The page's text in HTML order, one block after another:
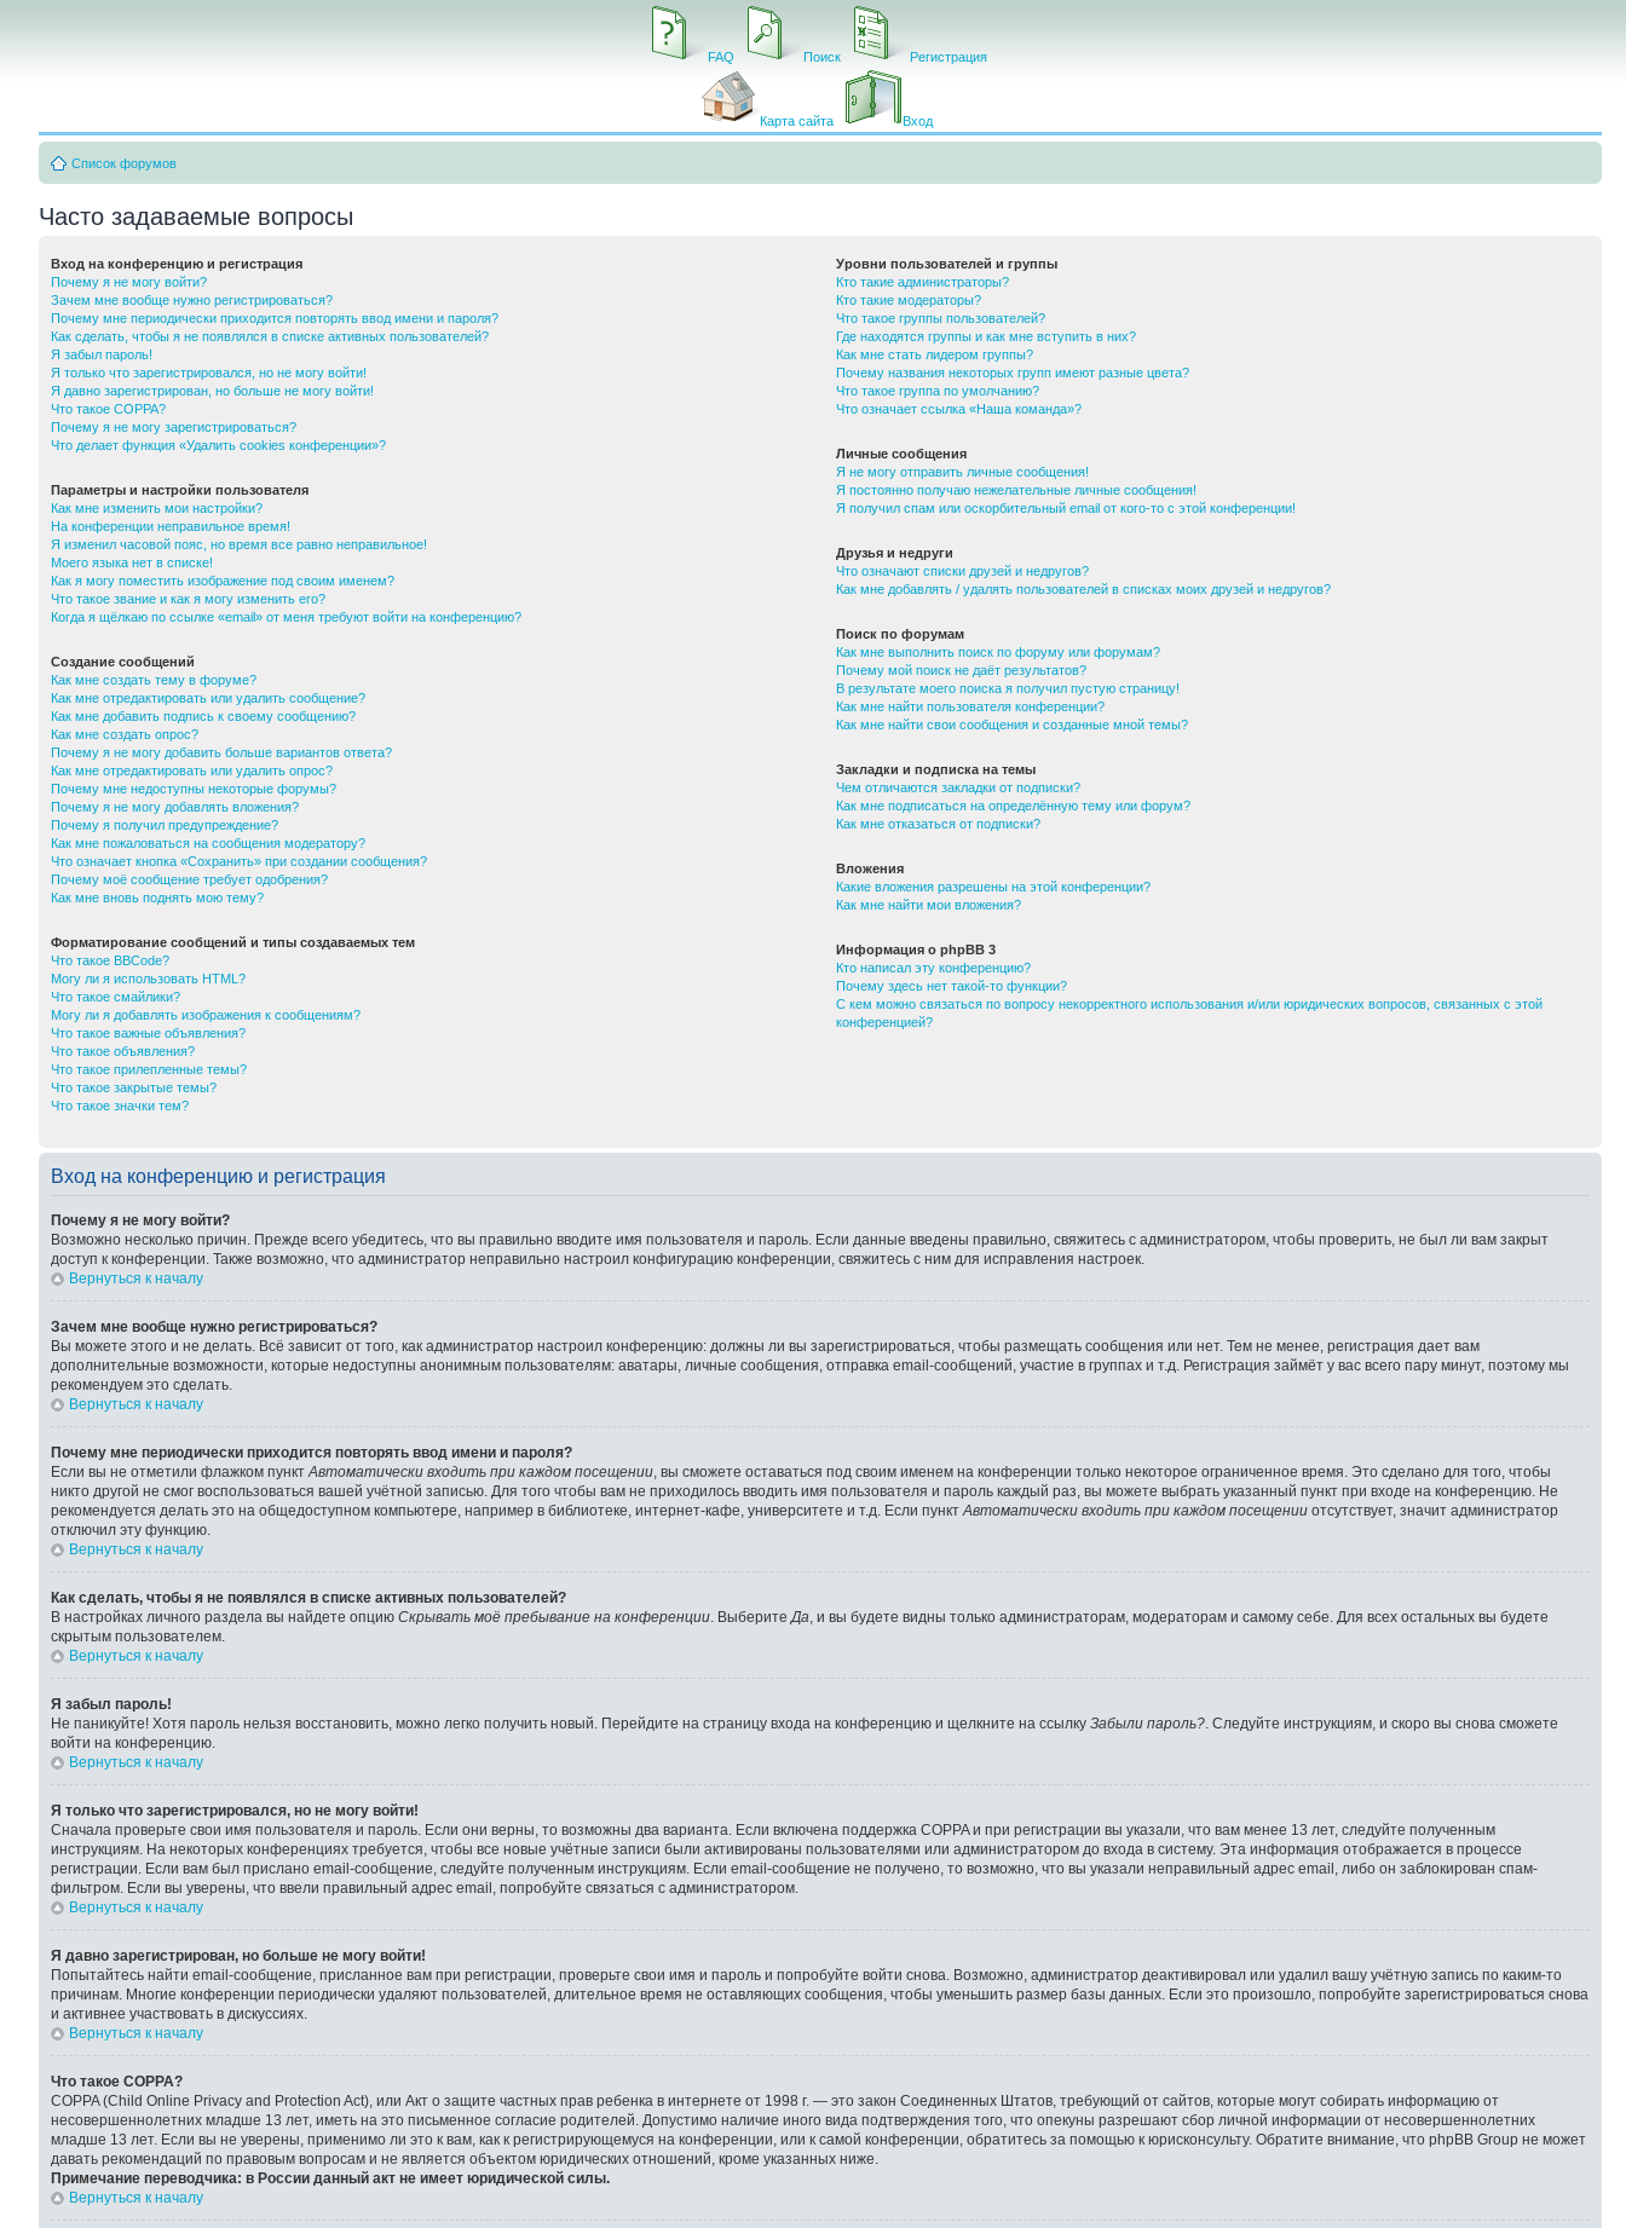
FAQ Поиск Регистрация
Карта сайта Вход
Список форумов
Часто задаваемые вопросы
Вход на конференцию и регистрация
Почему я не могу войти?
Зачем мне вообще нужно регистрироваться?
Почему мне периодически приходится повторять ввод имени и пароля?
Как сделать, чтобы я не появлялся в списке активных пользователей?
Я забыл пароль!
Я только что зарегистрировался, но не могу войти!
Я давно зарегистрирован, но больше не могу войти!
Что такое COPPA?
Почему я не могу зарегистрироваться?
Что делает функция «Удалить cookies конференции»?
Параметры и настройки пользователя
Как мне изменить мои настройки?
На конференции неправильное время!
Я изменил часовой пояс, но время все равно неправильное!
Моего языка нет в списке!
Как я могу поместить изображение под своим именем?
Что такое звание и как я могу изменить его?
Когда я щёлкаю по ссылке «email» от меня требуют войти на конференцию?
Создание сообщений
Как мне создать тему в форуме?
Как мне отредактировать или удалить сообщение?
Как мне добавить подпись к своему сообщению?
Как мне создать опрос?
Почему я не могу добавить больше вариантов ответа?
Как мне отредактировать или удалить опрос?
Почему мне недоступны некоторые форумы?
Почему я не могу добавлять вложения?
Почему я получил предупреждение?
Как мне пожаловаться на сообщения модератору?
Что означает кнопка «Сохранить» при создании сообщения?
Почему моё сообщение требует одобрения?
Как мне вновь поднять мою тему?
Форматирование сообщений и типы создаваемых тем
Что такое BBCode?
Могу ли я использовать HTML?
Что такое смайлики?
Могу ли я добавлять изображения к сообщениям?
Что такое важные объявления?
Что такое объявления?
Что такое прилепленные темы?
Что такое закрытые темы?
Что такое значки тем?
Уровни пользователей и группы
Кто такие администраторы?
Кто такие модераторы?
Что такое группы пользователей?
Где находятся группы и как мне вступить в них?
Как мне стать лидером группы?
Почему названия некоторых групп имеют разные цвета?
Что такое группа по умолчанию?
Что означает ссылка «Наша команда»?
Личные сообщения
Я не могу отправить личные сообщения!
Я постоянно получаю нежелательные личные сообщения!
Я получил спам или оскорбительный email от кого-то с этой конференции!
Друзья и недруги
Что означают списки друзей и недругов?
Как мне добавлять / удалять пользователей в списках моих друзей и недругов?
Поиск по форумам
Как мне выполнить поиск по форуму или форумам?
Почему мой поиск не даёт результатов?
В результате моего поиска я получил пустую страницу!
Как мне найти пользователя конференции?
Как мне найти свои сообщения и созданные мной темы?
Закладки и подписка на темы
Чем отличаются закладки от подписки?
Как мне подписаться на определённую тему или форум?
Как мне отказаться от подписки?
Вложения
Какие вложения разрешены на этой конференции?
Как мне найти мои вложения?
Информация о phpBB 3
Кто написал эту конференцию?
Почему здесь нет такой-то функции?
С кем можно связаться по вопросу некорректного использования и/или юридических вопросов, связанных с этой
конференцией?
Вход на конференцию и регистрация
Почему я не могу войти?
Возможно несколько причин. Прежде всего убедитесь, что вы правильно вводите имя пользователя и пароль. Если данные введены правильно, свяжитесь с администратором, чтобы проверить, не был ли вам закрыт
доступ к конференции. Также возможно, что администратор неправильно настроил конфигурацию конференции, свяжитесь с ним для исправления настроек.
Вернуться к началу
Зачем мне вообще нужно регистрироваться?
Вы можете этого и не делать. Всё зависит от того, как администратор настроил конференцию: должны ли вы зарегистрироваться, чтобы размещать сообщения или нет. Тем не менее, регистрация дает вам
дополнительные возможности, которые недоступны анонимным пользователям: аватары, личные сообщения, отправка email-сообщений, участие в группах и т.д. Регистрация займёт у вас всего пару минут, поэтому мы
рекомендуем это сделать.
Вернуться к началу
Почему мне периодически приходится повторять ввод имени и пароля?
Если вы не отметили флажком пунктАвтоматически входить при каждом посещении, вы сможете оставаться под своим именем на конференции только некоторое ограниченное время. Это сделано для того, чтобы
никто другой не смог воспользоваться вашей учётной записью. Для того чтобы вам не приходилось вводить имя пользователя и пароль каждый раз, вы можете выбрать указанный пункт при входе на конференцию. Не
рекомендуется делать это на общедоступном компьютере, например в библиотеке, интернет-кафе, университете и т.д. Если пунктАвтоматически входить при каждом посещении отсутствует, значит администратор
отключил эту функцию.
Вернуться к началу
Как сделать, чтобы я не появлялся в списке активных пользователей?
В настройках личного раздела вы найдете опцию Скрывать моё пребывание на конференции. ВыберитеДа, и вы будете видны только администраторам, модераторам и самому себе. Для всех остальных вы будете
скрытым пользователем.
Вернуться к началу
Я забыл пароль!
Не паникуйте! Хотя пароль нельзя восстановить, можно легко получить новый. Перейдите на страницу входа на конференцию и щелкните на ссылку Забыли пароль?. Следуйте инструкциям, и скоро вы снова сможете
войти на конференцию.
Вернуться к началу
Я только что зарегистрировался, но не могу войти!
Сначала проверьте свои имя пользователя и пароль. Если они верны, то возможны два варианта. Если включена поддержка COPPA и при регистрации вы указали, что вам менее 13 лет, следуйте полученным
инструкциям. На некоторых конференциях требуется, чтобы все новые учётные записи были активированы пользователями или администратором до входа в систему. Эта информация отображается в процессе
регистрации. Если вам был прислано email-сообщение, следуйте полученным инструкциям. Если email-сообщение не получено, то возможно, что вы указали неправильный адрес email, либо он заблокирован спам-
фильтром. Если вы уверены, что ввели правильный адрес email, попробуйте связаться с администратором.
Вернуться к началу
Я давно зарегистрирован, но больше не могу войти!
Попытайтесь найти email-сообщение, присланное вам при регистрации, проверьте свои имя и пароль и попробуйте войти снова. Возможно, администратор деактивировал или удалил вашу учётную запись по каким-то
причинам. Многие конференции периодически удаляют пользователей, длительное время не оставляющих сообщения, чтобы уменьшить размер базы данных. Если это произошло, попробуйте зарегистрироваться снова
и активнее участвовать в дискуссиях.
Вернуться к началу
Что такое COPPA?
COPPA (Child Online Privacy and Protection Act), или Акт о защите частных прав ребенка в интернете от 1998 г. — это закон Соединенных Штатов, требующий от сайтов, которые могут собирать информацию от
несовершеннолетних младше 13 лет, иметь на это письменное согласие родителей. Допустимо наличие иного вида подтверждения того, что опекуны разрешают сбор личной информации от несовершеннолетних
младше 13 лет. Если вы не уверены, применимо ли это к вам, как к регистрирующемуся на конференции, или к самой конференции, обратитесь за помощью к юрисконсульту. Обратите внимание, что phpBB Group не может
давать рекомендаций по правовым вопросам и не является объектом юридических отношений, кроме указанных ниже.
Примечание переводчика: в России данный акт не имеет юридической силы.
Вернуться к началу